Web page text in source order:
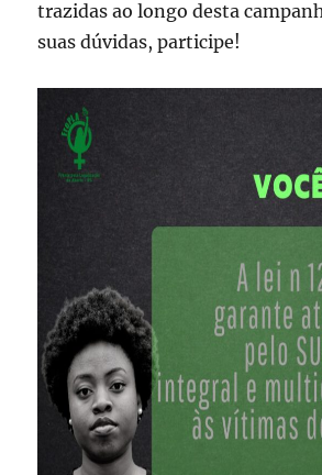
trazidas ao longo desta
suas dúvidas, participe!